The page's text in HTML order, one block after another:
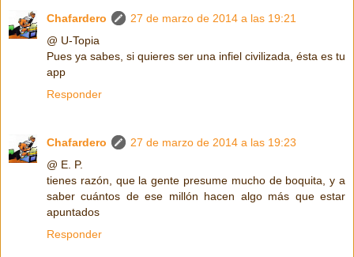
Chafardero
27 de marzo de 2014 a las 19:21
@ U-Topia
Pues ya sabes, si quieres ser una infiel civilizada, ésta es tu
app
Responder
Chafardero
27 de marzo de 2014 a las 19:23
@ E. P.
tienes razón, que la gente presume mucho de boquita, y a
saber cuántos de ese millón hacen algo más que estar
apuntados
Responder